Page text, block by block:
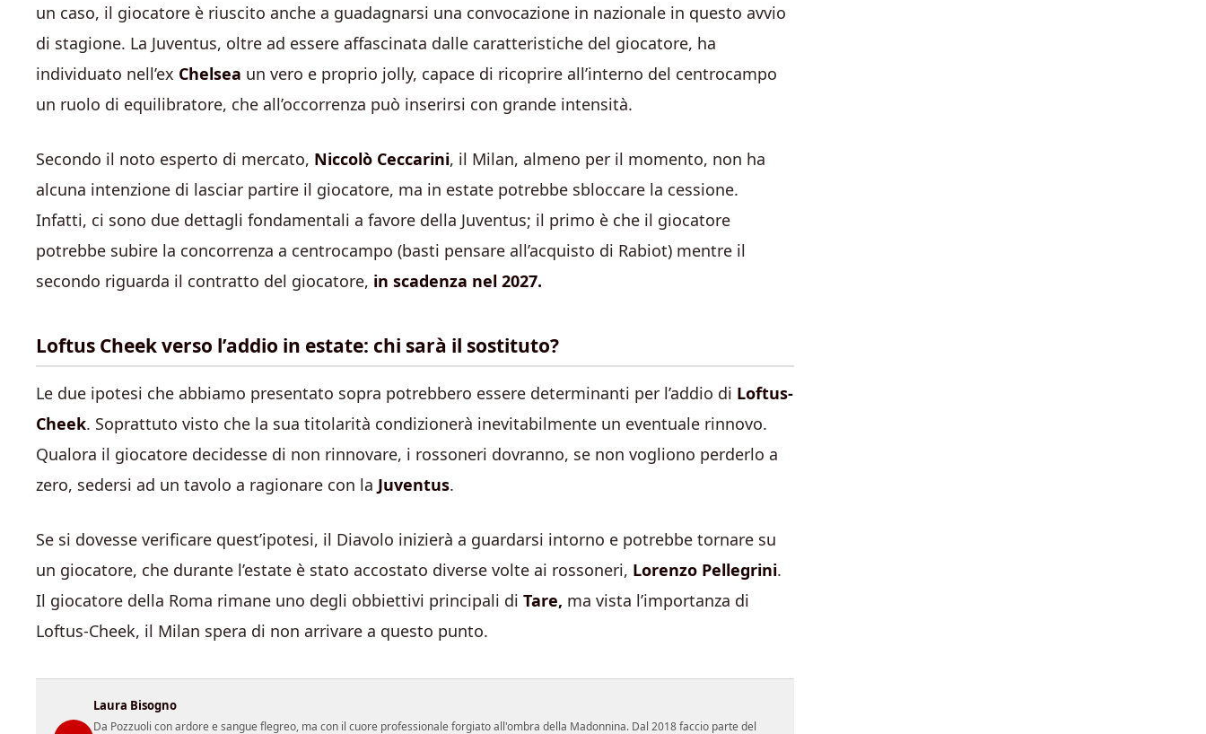
un caso, il giocatore è riuscito anche a guadagnarsi una convocazione in nazionale in questo avvio
di stagione. La Juventus, oltre ad essere affascinata dalle caratteristiche del giocatore, ha
individuato nell’ex Chelsea un vero e proprio jolly, capace di ricoprire all’interno del centrocampo
un ruolo di equilibratore, che all’occorrenza può inserirsi con grande intensità.
Secondo il noto esperto di mercato, Niccolò Ceccarini, il Milan, almeno per il momento, non ha
alcuna intenzione di lasciar partire il giocatore, ma in estate potrebbe sbloccare la cessione.
Infatti, ci sono due dettagli fondamentali a favore della Juventus; il primo è che il giocatore
potrebbe subire la concorrenza a centrocampo (basti pensare all’acquisto di Rabiot) mentre il
secondo riguarda il contratto del giocatore, in scadenza nel 2027.
Loftus Cheek verso l’addio in estate: chi sarà il sostituto?
Le due ipotesi che abbiamo presentato sopra potrebbero essere determinanti per l’addio di Loftus-
Cheek. Soprattuto visto che la sua titolarità condizionerà inevitabilmente un eventuale rinnovo.
Qualora il giocatore decidesse di non rinnovare, i rossoneri dovranno, se non vogliono perderlo a
zero, sedersi ad un tavolo a ragionare con la Juventus.
Se si dovesse verificare quest’ipotesi, il Diavolo inizierà a guardarsi intorno e potrebbe tornare su
un giocatore, che durante l’estate è stato accostato diverse volte ai rossoneri, Lorenzo Pellegrini.
Il giocatore della Roma rimane uno degli obbiettivi principali di Tare, ma vista l’importanza di
Loftus-Cheek, il Milan spera di non arrivare a questo punto.
Laura Bisogno
Da Pozzuoli con ardore e sangue flegreo, ma con il cuore professionale forgiato all'ombra della Madonnina. Dal 2018 faccio parte del